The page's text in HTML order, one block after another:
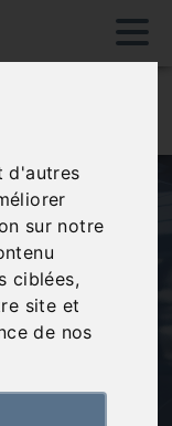
d'autres
sur notre
ciblées,
site et
de nos